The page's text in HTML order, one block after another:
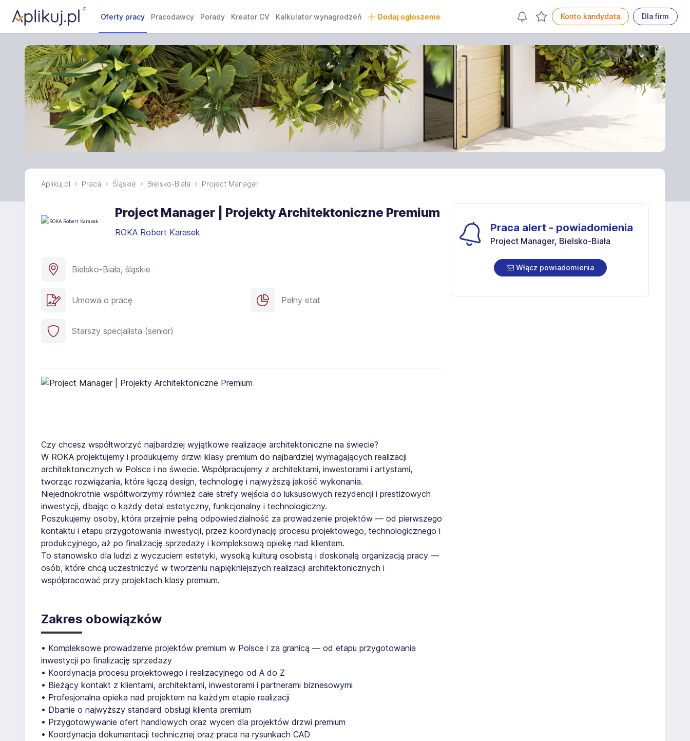
Oferty pracy Pracodawcy Porady Kreator CV Kalkulator wynagrodzeń Dodaj ogłoszenie Konto kandydata Dla firm
Aplikuj.pl Praca Śląskie Bielsko-Biała Project Manager
Project Manager | Projekty Architektoniczne Premium
ROKA Robert Karasek
Bielsko-Biała, śląskie
Umowa o pracę Pełny etat
Starszy specjalista (senior)
Czy chcesz współtworzyć najbardziej wyjątkowe realizacje architektoniczne na świecie?
W ROKA projektujemy i produkujemy drzwi klasy premium do najbardziej wymagających realizacji
architektonicznych w Polsce i na świecie. Współpracujemy z architektami, inwestorami i artystami,
tworząc rozwiązania, które łączą design, technologię i najwyższą jakość wykonania.
Niejednokrotnie współtworzymy również całe strefy wejścia do luksusowych rezydencji i prestiżowych
inwestycji, dbając o każdy detal estetyczny, funkcjonalny i technologiczny.
Poszukujemy osoby, która przejmie pełną odpowiedzialność za prowadzenie projektów — od pierwszego
kontaktu i etapu przygotowania inwestycji, przez koordynację procesu projektowego, technologicznego i
produkcyjnego, aż po finalizację sprzedaży i kompleksową opiekę nad klientem.
To stanowisko dla ludzi z wyczuciem estetyki, wysoką kulturą osobistą i doskonałą organizacją pracy —
osób, które chcą uczestniczyć w tworzeniu najpiękniejszych realizacji architektonicznych i
współpracować przy projektach klasy premium.
Zakres obowiązków
• Kompleksowe prowadzenie projektów premium w Polsce i za granicą — od etapu przygotowania
inwestycji po finalizację sprzedaży
• Koordynacja procesu projektowego i realizacyjnego od A do Z
• Bieżący kontakt z klientami, architektami, inwestorami i partnerami biznesowymi
• Profesjonalna opieka nad projektem na każdym etapie realizacji
• Dbanie o najwyższy standard obsługi klienta premium
• Przygotowywanie ofert handlowych oraz wycen dla projektów drzwi premium
• Koordynacja dokumentacji technicznej oraz praca na rysunkach CAD
Praca alert - powiadomienia
Project Manager, Bielsko-Biała
Włącz powiadomienia